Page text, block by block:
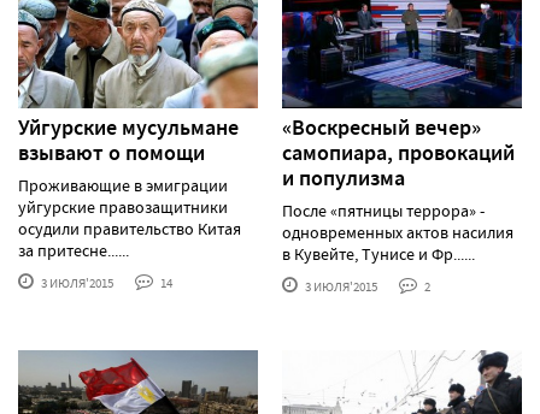
Уйгурские мусульмане
взывают о помощи
Проживающие в эмиграции
уйгурские правозащитники
осудили правительство Китая
за притесне......
3 ИЮЛЯ'2015 14
«Воскресный вечер»
самопиара, провокаций
и популизма
После «пятницы террора» -
одновременных актов насилия
в Кувейте, Тунисе и Фр......
3 ИЮЛЯ'2015 2